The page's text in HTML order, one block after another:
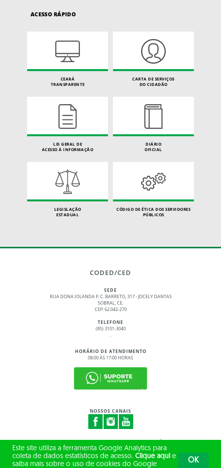
ACESSO RÁPIDO
CEARÁ
TRANSPARENTE
CARTA DE SERVIÇOS
DO CIDADÃO
LEI GERAL DE
ACESSO À INFORMAÇÃO
DIÁRIO
OFICIAL
LEGISLAÇÃO
ESTADUAL
CÓDIGO DE ÉTICA DOS SERVIDORES
PÚBLICOS
CODED/CED
SEDE
RUA DONA IOLANDA P. C. BARRETO, 317 - JOCELY DANTAS
SOBRAL, CE.
CEP: 62.042-270
TELEFONE
(85) 3101-3040
.
HORÁRIO DE ATENDIMENTO
08:00 ÀS 17:00 HORAS
NOSSOS CANAIS
© 2017 - 2026 – GOVERNO DO ESTADO DO CEARÁ
TODOS OS DIREITOS RESERVADOS
Este site utiliza a ferramenta Google Analytics para
coleta de dados estatísticos de acesso. Clique aqui e
saiba mais sobre o uso de cookies do Google
OK